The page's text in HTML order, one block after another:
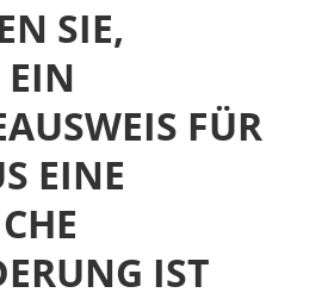
SIE,
FÜR
EINE
IST